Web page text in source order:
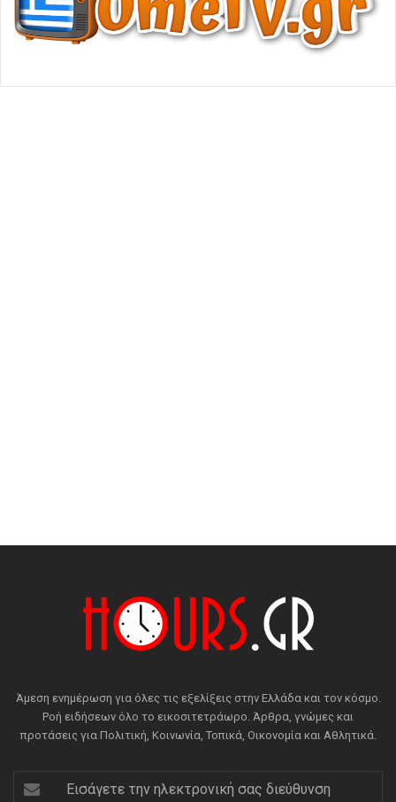
Άμεση ενημέρωση για όλες τις εξελίξεις στην Ελλάδα και τον κόσμο.
Ροή ειδήσεων όλο το εικοσιτετράωρο. Άρθρα, γνώμες και
προτάσεις για Πολιτική, Κοινωνία, Τοπικά, Οικονομία και Αθλητικά.
Εισάγετε
την